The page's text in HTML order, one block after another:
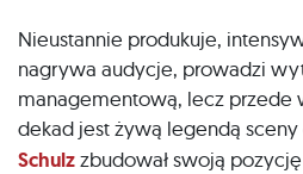
Nieustannie produkuje,
nagrywa audycje, prowadzi
managementową, lecz przede
dekad jest żywą legendą sceny
Schulzzbudował swoją